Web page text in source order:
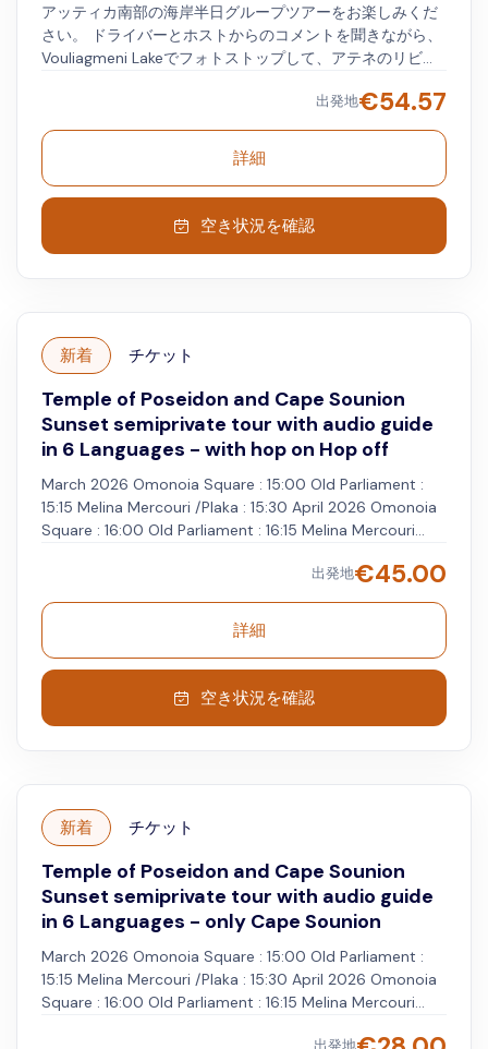
アッティカ南部の海岸半日グループツアーをお楽しみくだ
さい。 ドライバーとホストからのコメントを聞きながら、
Vouliagmeni Lakeでフォトストップして、アテネのリビエ
けては、ビーチに立ち寄って日光浴を楽しみましょう。 冬
の間は、ビーチストップをスキップして、ポセイドン神殿
とができます（入場料は含まれていません）。 または、寺
院の外のホストからサイトに関する情報を聞いた後、ご自
身で探索してください。
出発地€54.57
詳細
空き状況を確認
新着 チケット
Temple of Poseidon and Cape Sounion
Sunset semiprivate tour with audio guide
in 6 Languages - with hop on Hop off
March 2026 Omonoia Square : 15:00 Old Parliament :
15:15 Melina Mercouri /Plaka : 15:30 April 2026 Omonoia
Square : 16:00 Old Parliament : 16:15 Melina Mercouri
Old Parliament : 16:45 Melina Mercouri /Plaka : 17:00
September 2026 Omonoia Square : 16:00 Old
Parliament : 16:15 Melina Mercouri /Plaka : 16:30 October
2026 Omonoia Square : 15:00 Old Parliament : 15:15
Melina Mercouri /Plaka : 15:30 November 2026-February
2027 Omonoia Square : 14:00 Old Parliament : 14:15
Melina Mercouri /Plaka : 14:30 Kindly wait at the stop of
出発地€45.00
詳細
空き状況を確認
新着 チケット
Temple of Poseidon and Cape Sounion
Sunset semiprivate tour with audio guide
in 6 Languages - only Cape Sounion
March 2026 Omonoia Square : 15:00 Old Parliament :
15:15 Melina Mercouri /Plaka : 15:30 April 2026 Omonoia
Square : 16:00 Old Parliament : 16:15 Melina Mercouri
出発地